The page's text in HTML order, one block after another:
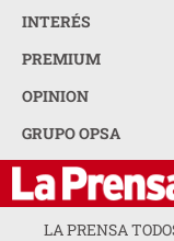
INTERÉS
PREMIUM
OPINION
GRUPO OPSA
LA PRENSA